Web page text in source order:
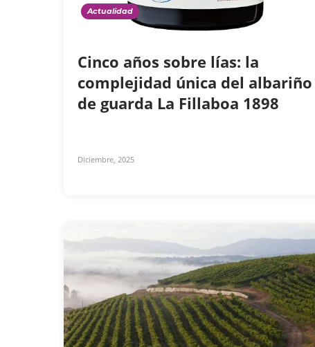
Actualidad
Cinco años sobre lías: la
complejidad única del albariño
de guarda La Fillaboa 1898
Diciembre, 2025